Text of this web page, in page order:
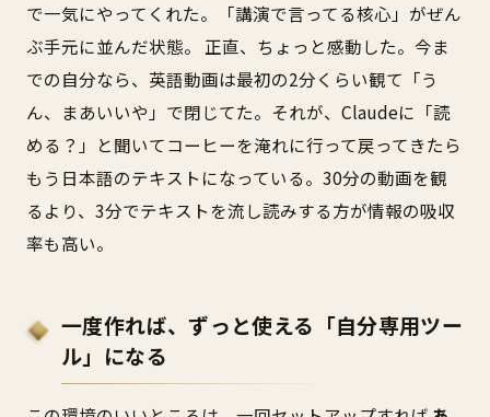
で一気にやってくれた。「講演で言ってる核心」がぜん
ぶ手元に並んだ状態。 正直、ちょっと感動した。今ま
での自分なら、英語動画は最初の2分くらい観て「う
ん、まあいいや」で閉じてた。それが、Claudeに「読
める？」と聞いてコーヒーを淹れに行って戻ってきたら
もう日本語のテキストになっている。30分の動画を観
るより、3分でテキストを流し読みする方が情報の吸収
率も高い。
一度作れば、ずっと使える「自分専用ツー
ル」になる